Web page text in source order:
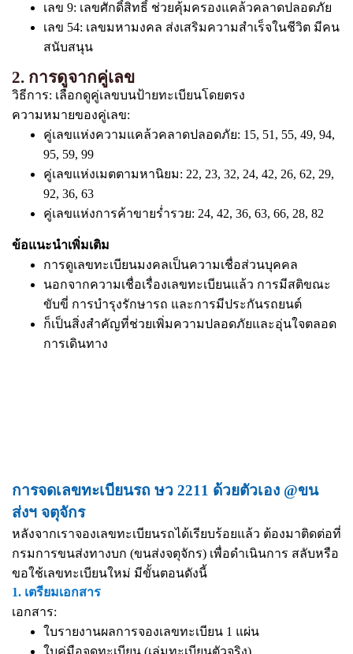
เลข 9: เลขศักดิ์สิทธิ์ ช่วยคุ้มครองแคล้วคลาดปลอดภัย
เลข 54: เลขมหามงคล ส่งเสริมความสำเร็จในชีวิต มีคน
สนับสนุน
2. การดูจากคู่เลข
วิธีการ: เลือกดูคู่เลขบนป้ายทะเบียนโดยตรง
ความหมายของคู่เลข:
คู่เลขแห่งความแคล้วคลาดปลอดภัย: 15, 51, 55, 49, 94,
95, 59, 99
คู่เลขแห่งเมตตามหานิยม: 22, 23, 32, 24, 42, 26, 62, 29,
92, 36, 63
คู่เลขแห่งการค้าขายร่ำรวย: 24, 42, 36, 63, 66, 28, 82
ข้อแนะนำเพิ่มเติม
การดูเลขทะเบียนมงคลเป็นความเชื่อส่วนบุคคล
นอกจากความเชื่อเรื่องเลขทะเบียนแล้ว การมีสติขณะ
ขับขี่ การบำรุงรักษารถ และการมีประกันรถยนต์
ก็เป็นสิ่งสำคัญที่ช่วยเพิ่มความปลอดภัยและอุ่นใจตลอด
การเดินทาง
การจดเลขทะเบียนรถ ษว 2211 ด้วยตัวเอง @ขน
ส่งฯ จตุจักร
หลังจากเราจองเลขทะเบียนรถได้เรียบร้อยแล้ว ต้องมาติดต่อที่
กรมการขนส่งทางบก (ขนส่งจตุจักร) เพื่อดำเนินการ สลับหรือ
ขอใช้เลขทะเบียนใหม่ มีขั้นตอนดังนี้
1. เตรียมเอกสาร
เอกสาร:
ใบรายงานผลการจองเลขทะเบียน 1 แผ่น
ใบคู่มือจดทะเบียน (เล่มทะเบียนตัวจริง)